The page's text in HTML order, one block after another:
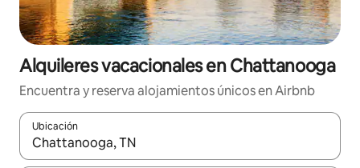
Alquileres vacacionales en Chattanooga
Encuentra y reserva alojamientos únicos en Airbnb
Ubicación
Cuando los resultados estén disponibles, navega con las